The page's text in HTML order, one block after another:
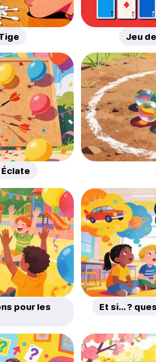
Jeu
Éclate
pour les
Et si... ?